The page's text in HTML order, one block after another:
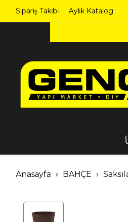
Sipariş Takibi Aylık Katalog
Ahşap
Dekorasyon
Anasayfa BAHÇE